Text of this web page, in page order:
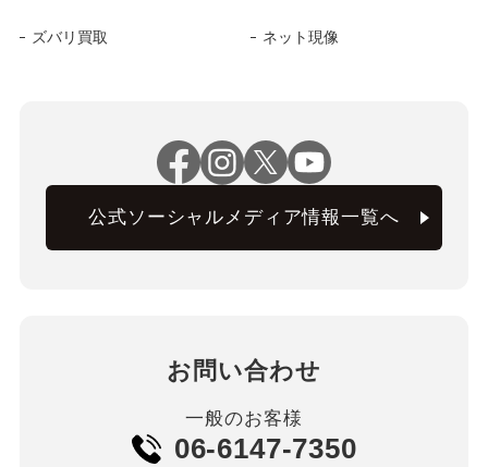
ズバリ買取 ネット現像
公式ソーシャルメディア情報一覧へ
お問い合わせ
一般のお客様
06-6147-7350